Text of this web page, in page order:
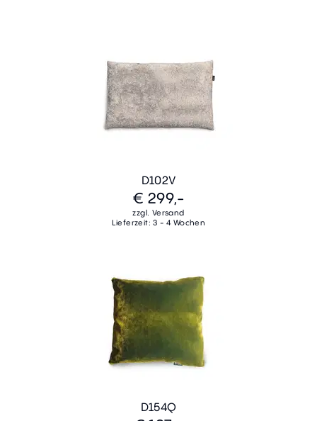
D102V
€ 299,-
zzgl. Versand
Lieferzeit: 3 - 4 Wochen
D154Q